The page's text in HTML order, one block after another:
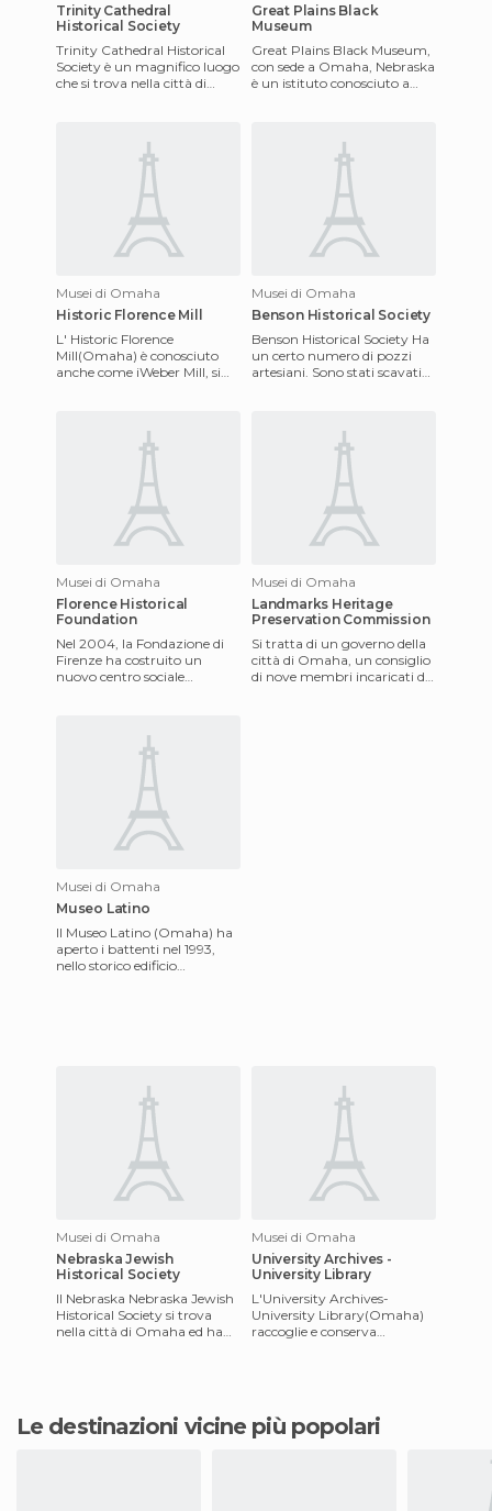
Trinity Cathedral
Historical Society
Trinity Cathedral Historical
Society è un magnifico luogo
che si trova nella città di
Great Plains Black
Museum
Great Plains Black Museum,
con sede a Omaha, Nebraska
è un istituto conosciuto a
Musei di Omaha
Historic Florence Mill
L' Historic Florence
Mill(Omaha) è conosciuto
anche come iWeber Mill, si
Musei di Omaha
Benson Historical Society
Benson Historical Society Ha
un certo numero di pozzi
artesiani. Sono stati scavati
Musei di Omaha
Florence Historical
Foundation
Nel 2004, la Fondazione di
Firenze ha costruito un
nuovo centro sociale
Musei di Omaha
Landmarks Heritage
Preservation Commission
Si tratta di un governo della
città di Omaha, un consiglio
di nove membri incaricati di
Musei di Omaha
Museo Latino
Il Museo Latino (Omaha) ha
aperto i battenti nel 1993,
nello storico edificio
Musei di Omaha
Nebraska Jewish
Historical Society
Il Nebraska Nebraska Jewish
Historical Society si trova
nella città di Omaha ed ha
Musei di Omaha
University Archives -
University Library
L'University Archives-
University Library(Omaha)
raccoglie e conserva
Le destinazioni vicine più popolari